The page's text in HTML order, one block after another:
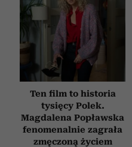
Ten film to historia
tysięcy Polek.
Magdalena Popławska
fenomenalnie zagrała
zmęczoną życiem